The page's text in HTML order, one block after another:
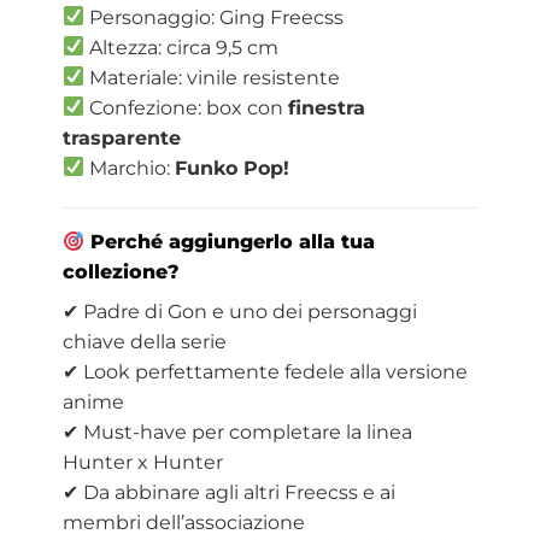
Personaggio: Ging Freecss
Altezza: circa 9,5 cm
Materiale: vinile resistente
Confezione: box confinestra
trasparente
Marchio: Funko Pop!
Perché aggiungerlo alla tua
collezione?
✔ Padre di Gon e uno dei personaggi
chiave della serie
✔ Look perfettamente fedele alla versione
anime
✔ Must-have per completare la linea
Hunter x Hunter
✔ Da abbinare agli altri Freecss e ai
membri dell’associazione